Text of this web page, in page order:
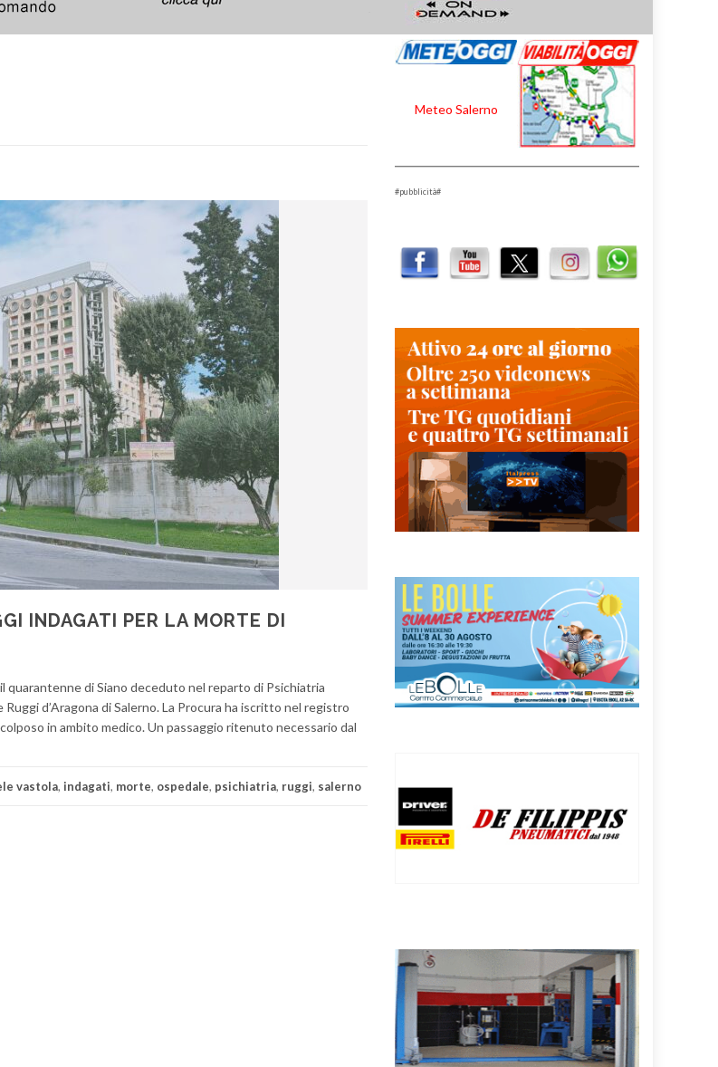
INDAGATI PER LA MORTE DI
quarantenne di Siano deceduto nel reparto di Psichiatria
d’Aragona di Salerno. La Procura ha iscritto nel registro
in ambito medico. Un passaggio ritenuto necessario dal
vastola, indagati, morte, ospedale, psichiatria, ruggi, salerno
Meteo Salerno
#pubblicità#